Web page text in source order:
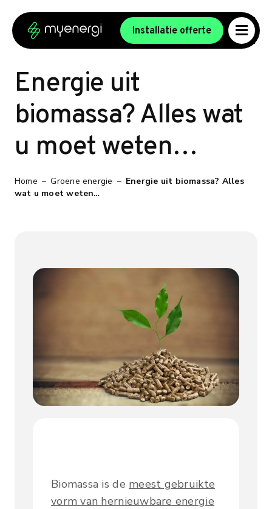
Installatie offerte
Energie uit
biomassa? Alles wat
u moet weten…
Home – Groene energie – Energie uit biomassa? Alles
wat u moet weten…
Biomassa is de meest gebruikte
vorm van hernieuwbare energie